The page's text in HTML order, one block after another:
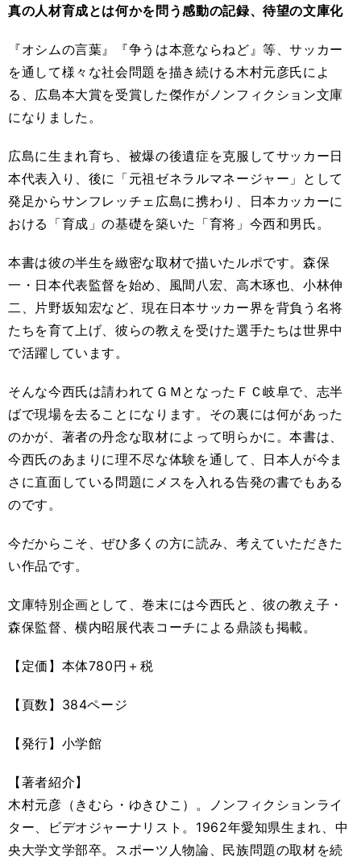
真の人材育成とは何かを問う感動の記録、待望の文庫化
『オシムの言葉』『争うは本意ならねど』等、サッカー
を通して様々な社会問題を描き続ける木村元彦氏によ
る、広島本大賞を受賞した傑作がノンフィクション文庫
になりました。
広島に生まれ育ち、被爆の後遺症を克服してサッカー日
本代表入り、後に「元祖ゼネラルマネージャー」として
発足からサンフレッチェ広島に携わり、日本カッカーに
おける「育成」の基礎を築いた「育将」今西和男氏。
本書は彼の半生を緻密な取材で描いたルポです。森保
一・日本代表監督を始め、風間八宏、高木琢也、小林伸
二、片野坂知宏など、現在日本サッカー界を背負う名将
たちを育て上げ、彼らの教えを受けた選手たちは世界中
で活躍しています。
そんな今西氏は請われてＧＭとなったＦＣ岐阜で、志半
ばで現場を去ることになります。その裏には何があった
のかが、著者の丹念な取材によって明らかに。本書は、
今西氏のあまりに理不尽な体験を通して、日本人が今ま
さに直面している問題にメスを入れる告発の書でもある
のです。
今だからこそ、ぜひ多くの方に読み、考えていただきた
い作品です。
文庫特別企画として、巻末には今西氏と、彼の教え子・
森保監督、横内昭展代表コーチによる鼎談も掲載。
【定価】本体780円＋税
【頁数】384ページ
【発行】小学館
【著者紹介】
木村元彦（きむら・ゆきひこ）。ノンフィクションライ
ター、ビデオジャーナリスト。1962年愛知県生まれ、中
央大学文学部卒。スポーツ人物論、民族問題の取材を続